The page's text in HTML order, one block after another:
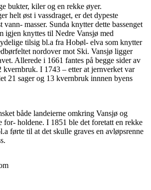
bukter, kiler og en rekke øyer.
helt øst i vassdraget, er det dypeste
vann- masser. Sunda knytter dette bassenget
igjen knyttes til Nedre Vansjø med
tilsig bl.a fra Hobøl- elva som knytter
nordover mot Ski. Vansjø ligger
Allerede i 1661 fantes på begge sider av
kvernbruk. I 1743 – etter at jernverket var
21 sager og 13 kvernbruk innnen byens
både landeierne omkring Vansjø og
for- holdene. I 1851 ble det foretatt en rekke
førte til at det skulle graves en avløpsrenne